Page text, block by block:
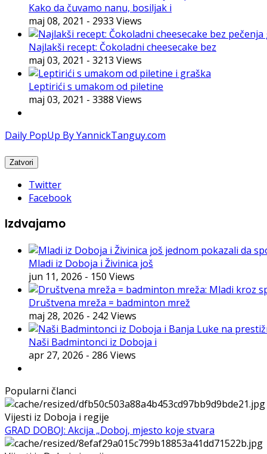
Kako da čuvamo nanu, bosiljak i
maj 08, 2021 - 2933 Views
Najlakši recept: Čokoladni cheesecake bez
maj 03, 2021 - 3213 Views
Leptirići s umakom od piletine
maj 03, 2021 - 3388 Views
Daily PopUp By YannickTanguy.com
Twitter
Facebook
Izdvajamo
Mladi iz Doboja i Živinica još
jun 11, 2026 - 150 Views
Društvena mreža = badminton mrež
maj 28, 2026 - 242 Views
Naši Badmintonci iz Doboja i
apr 27, 2026 - 286 Views
Popularni članci
Vijesti iz Doboja i regije
GRAD DOBOJ: Akcija „Doboj, mjesto koje stvara